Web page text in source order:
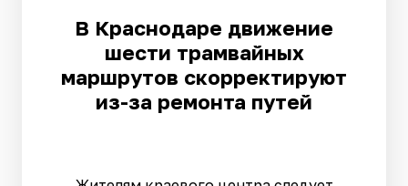
В Краснодаре движение
шести трамвайных
маршрутов скорректируют
из-за ремонта путей